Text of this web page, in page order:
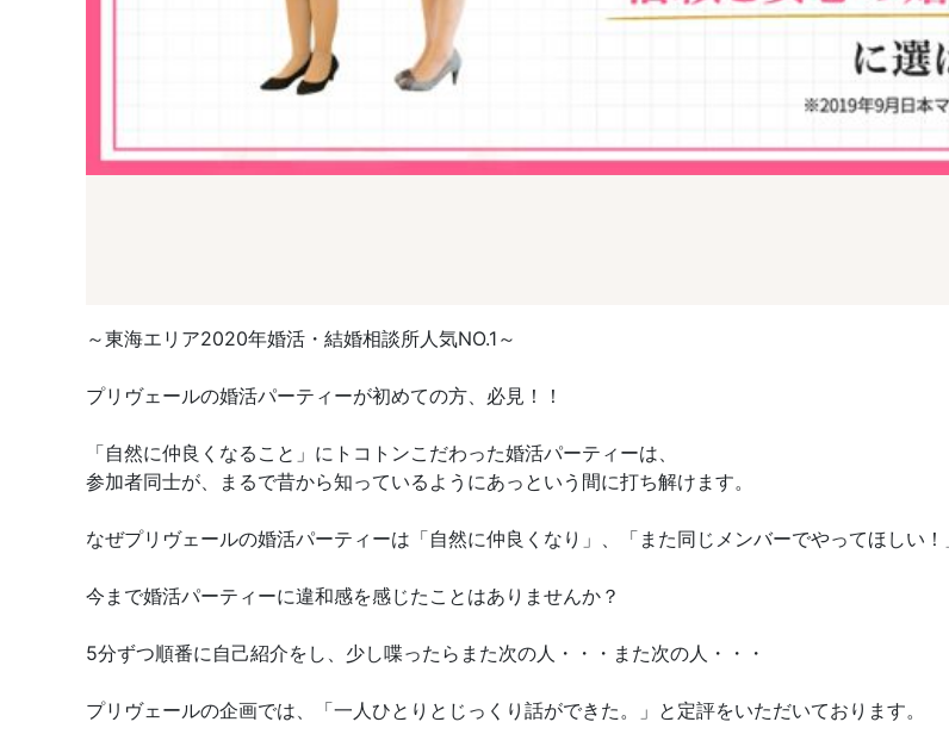
～東海エリア2020年婚活・結婚相談所人気NO.1～
プリヴェールの婚活パーティーが初めての方、必見！！
「自然に仲良くなること」にトコトンこだわった婚活パーティーは、
参加者同士が、まるで昔から知っているようにあっという間に打ち解けます。
なぜプリヴェールの婚活パーティーは「自然に仲良くなり」、「また同じメンバーでやってほしい
今まで婚活パーティーに違和感を感じたことはありませんか？
5分ずつ順番に自己紹介をし、少し喋ったらまた次の人・・・また次の人・・・
プリヴェールの企画では、「一人ひとりとじっくり話ができた。」と定評をいただいております。